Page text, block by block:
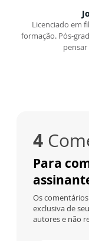
Licenciado em
formação. Pós-
4
Para
Os
exclusiva de
autores e não